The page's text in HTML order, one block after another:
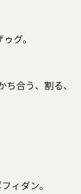
グ。
合う、割る、
ィダン。